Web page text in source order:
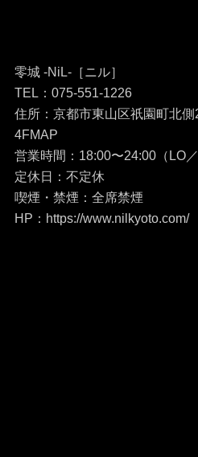
零城 -NiL-［ニル］
TEL：075-551-1226
住所：京都市東山区祇園町北
4FMAP
営業時間：18:00〜24:00（LO／
定休日：不定休
喫煙・禁煙：全席禁煙
HP：https://www.nilkyoto.com/